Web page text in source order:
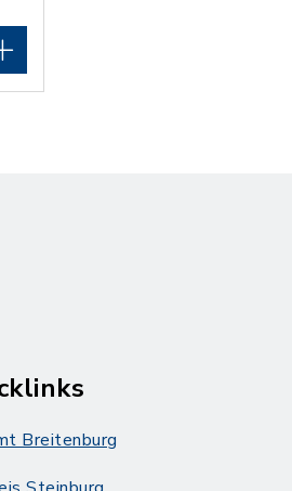
Breitenburg